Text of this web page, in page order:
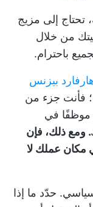
تحتاج إلى مزيج
من خلال
باحترام.
بيزنس
فأنت جزء من
موظفًا في
. ومع ذلك، فإن
مكان عملك لا
حدّد ما إذا